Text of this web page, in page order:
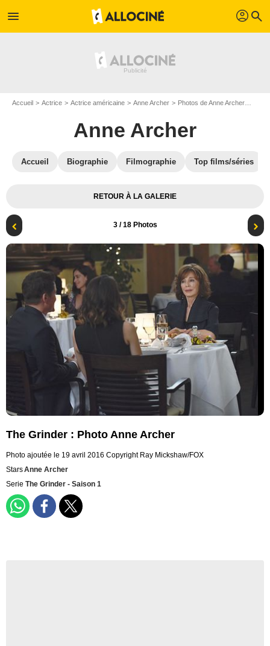
menu profil search
Accueil Actrice Actrice américaine Anne Archer Photos de Anne Archer
Anne Archer
Accueil Biographie Filmographie Top films/séries
RETOUR À LA GALERIE
3/ 18 Photos
The Grinder : Photo Anne Archer
Photo ajoutée le 19 avril 2016 Copyright Ray Mickshaw/FOX
StarsAnne Archer
Serie The Grinder - Saison 1